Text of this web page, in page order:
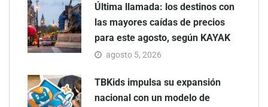
Última llamada: los destinos con
las mayores caídas de precios
para este agosto, según KAYAK
agosto 5, 2026
TBKids impulsa su expansión
nacional con un modelo de